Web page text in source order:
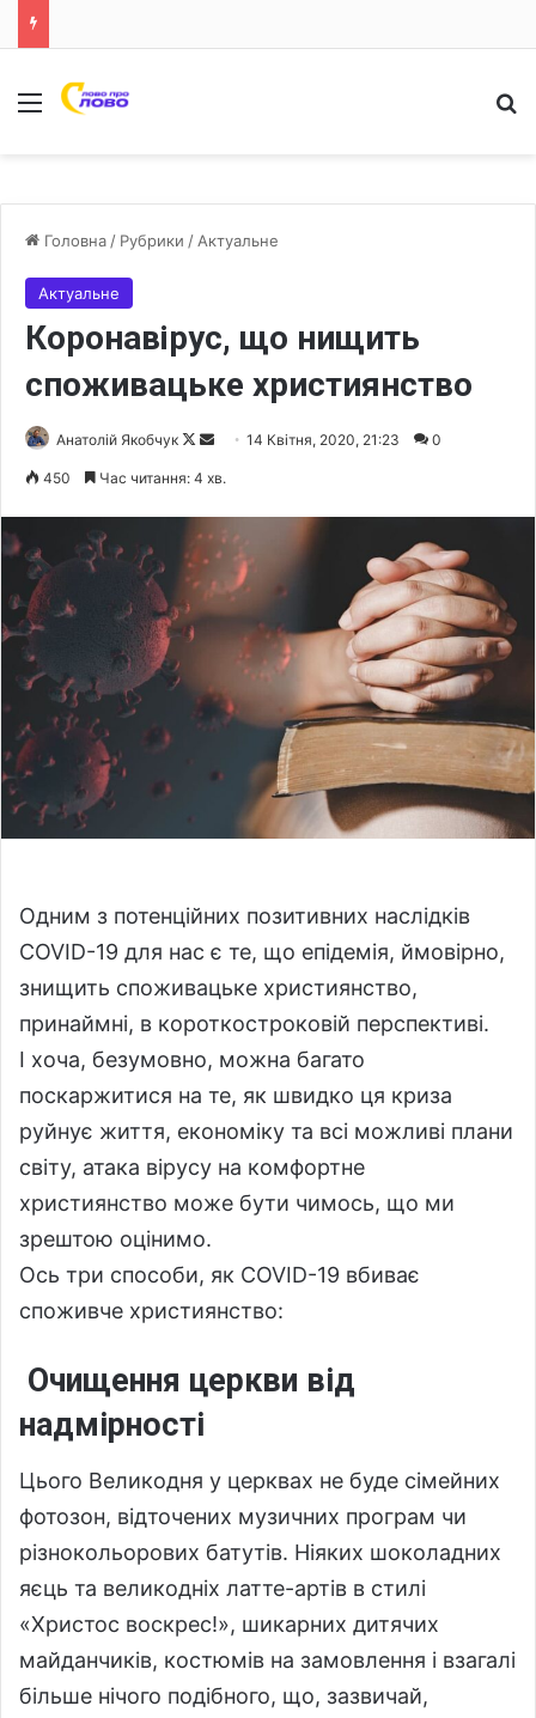
Меню
Головна / Рубрики / Актуальне
Актуальне
Коронавірус, що нищить
споживацьке християнство
Анатолій Якобчук
F
o
o
w
o
a
n
e
i
14 Квітня, 2020, 21:23 0
450 Час читання: 4 хв.
Одним з потенційних позитивних наслідків
COVID-19 для нас є те, що епідемія, ймовірно,
знищить споживацьке християнство,
принаймні, в короткостроковій перспективі.
І хоча, безумовно, можна багато
поскаржитися на те, як швидко ця криза
руйнує життя, економіку та всі можливі плани
світу, атака вірусу на комфортне
християнство може бути чимось, що ми
зрештою оцінимо.
Ось три способи, як COVID-19 вбиває
споживче християнство:
Очищення церкви від
надмірності
Цього Великодня у церквах не буде сімейних
фотозон, відточених музичних програм чи
різнокольорових батутів. Ніяких шоколадних
яєць та великодніх латте-артів в стилі
«Христос воскрес!», шикарних дитячих
майданчиків, костюмів на замовлення і взагалі
більше нічого подібного, що, зазвичай,